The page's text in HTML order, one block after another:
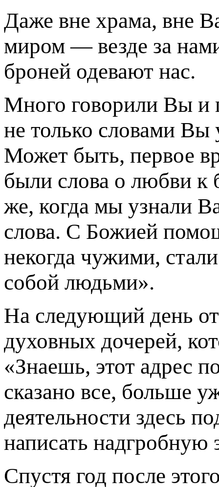
Даже вне храма, вне
миром — везде за
броней одевают нас.
Много говорили Вы и
не только словами
Может быть, первое
были слова о любви к
же, когда мы узнали
слова. С Божией
некогда чужими,
собой людьми».
На следующий день
духовных дочерей,
«Знаешь, этот адрес
сказано все, больше
деятельности здесь
написать
Спустя год после